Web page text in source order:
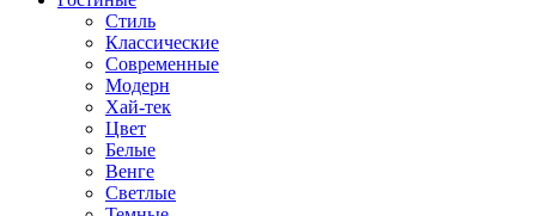
Стиль
Классические
Современные
Модерн
Хай-тек
Цвет
Белые
Венге
Светлые